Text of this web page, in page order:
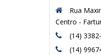
Rua
Centro -
(14)
(14)